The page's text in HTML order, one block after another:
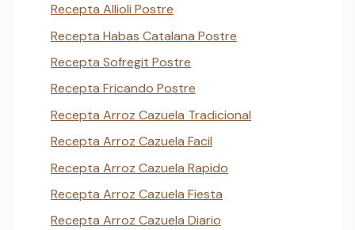
Recepta Allioli Postre
Recepta Habas Catalana Postre
Recepta Sofregit Postre
Recepta Fricando Postre
Recepta Arroz Cazuela Tradicional
Recepta Arroz Cazuela Facil
Recepta Arroz Cazuela Rapido
Recepta Arroz Cazuela Fiesta
Recepta Arroz Cazuela Diario